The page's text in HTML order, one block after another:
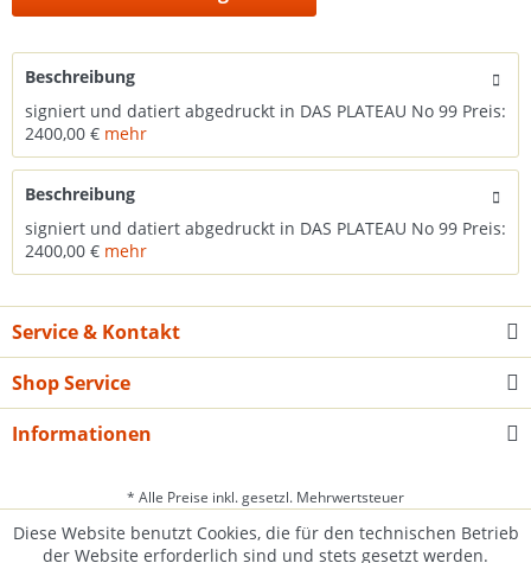
Beschreibung
signiert und datiert abgedruckt in DAS PLATEAU No 99 Preis:
2400,00 € mehr
Beschreibung
signiert und datiert abgedruckt in DAS PLATEAU No 99 Preis:
2400,00 € mehr
Service & Kontakt
Shop Service
Informationen
* Alle Preise inkl. gesetzl. Mehrwertsteuer
Diese Website benutzt Cookies, die für den technischen Betrieb
der Website erforderlich sind und stets gesetzt werden.